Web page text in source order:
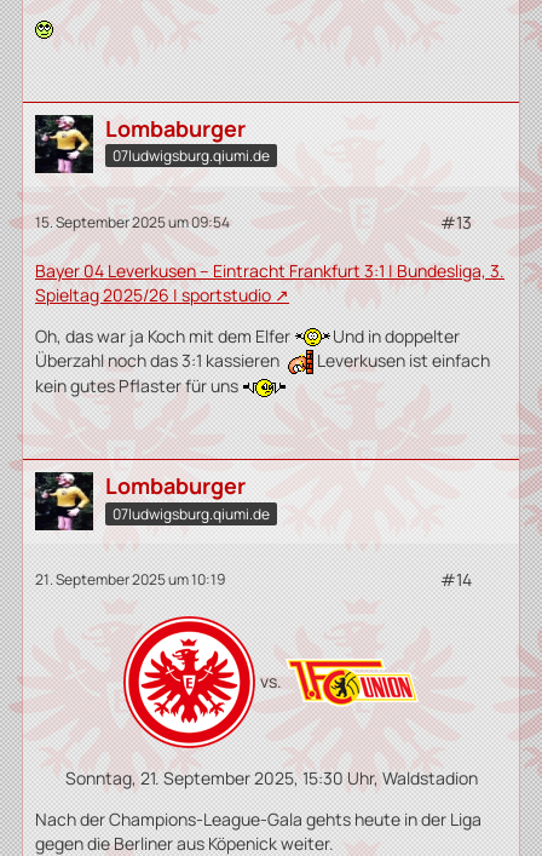
Lombaburger
07ludwigsburg.qiumi.de
15. September 2025 um 09:54 #13
Bayer 04 Leverkusen – Eintracht Frankfurt 3:1 | Bundesliga, 3.
Spieltag 2025/26 | sportstudio
Oh, das war ja Koch mit dem Elfer
Und in doppelter
Überzahl noch das 3:1 kassieren
Leverkusen ist einfach
kein gutes Pflaster für uns
Lombaburger
07ludwigsburg.qiumi.de
21. September 2025 um 10:19 #14
vs.
Sonntag, 21. September 2025, 15:30 Uhr, Waldstadion
Nach der Champions-League-Gala gehts heute in der Liga
gegen die Berliner aus Köpenick weiter.